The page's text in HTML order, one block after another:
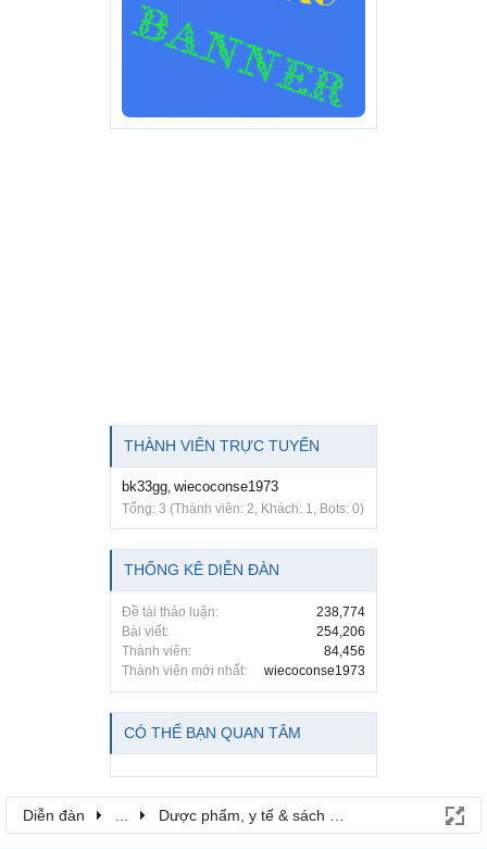
THÀNH VIÊN TRỰC TUYẾN
bk33gg wiecoconse1973
Tổng: 3 (Thành viên: 2, Khách: 1, Bots: 0)
THỐNG KÊ DIỄN ĐÀN
Đề tài thảo luận:
238,774
Bài viết:
254,206
Thành viên:
84,456
Thành viên mới nhất:
wiecoconse1973
CÓ THỂ BẠN QUAN TÂM
Diễn đàn Dược phẩm, y tế & sách báo